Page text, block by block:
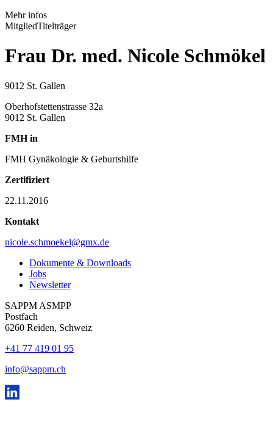
Mehr infos
MitgliedTitelträger
Frau Dr. med. Nicole Schmökel
9012 St. Gallen
Oberhofstettenstrasse 32a
9012 St. Gallen
FMH in
FMH Gynäkologie & Geburtshilfe
Zertifiziert
22.11.2016
Kontakt
nicole.schmoekel@gmx.de
Dokumente & Downloads
Jobs
Newsletter
SAPPM ASMPP
Postfach
6260 Reiden, Schweiz
+41 77 419 01 95
info@sappm.ch